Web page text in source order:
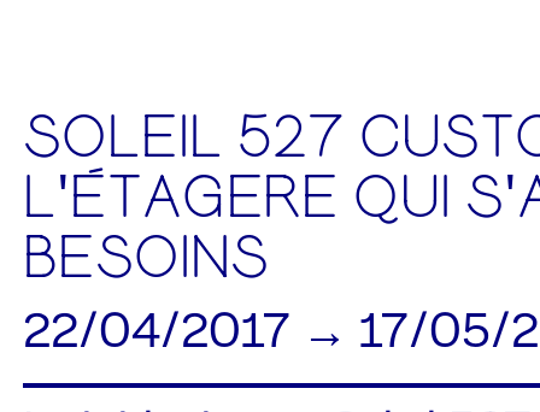
SOLEIL 527
L'ÉTAGÈRE QUI
BESOINS
22/04/2017 → 17/05/